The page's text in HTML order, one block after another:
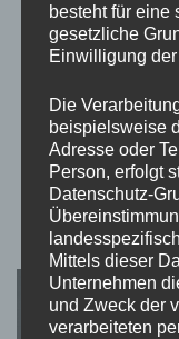
Der Körper ist
menschlich macht,
wenn sich diese
wegzieht,
besteht für eine
gesetzliche
Einwilligung
Die
beispielsweise
Adresse oder
Person, erfolgt
Datenschutz-
Mittels dieser
Unternehmen
und Zweck der
verarbeiteten